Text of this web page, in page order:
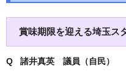
賞味期限を迎える埼玉ス
Q 諸井真英 議員（自民）